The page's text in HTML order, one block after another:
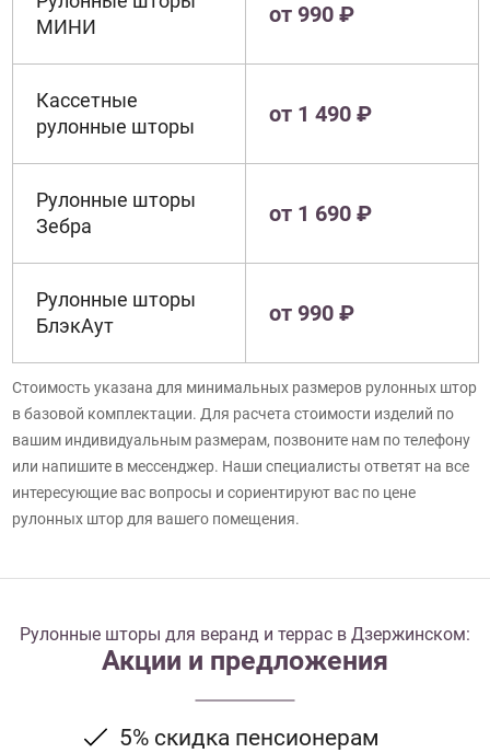
МИНИ
от 990 ₽
Кассетные
рулонные шторы
от 1 490 ₽
Рулонные шторы
Зебра
от 1 690 ₽
Рулонные шторы
БлэкАут
от 990 ₽
Стоимость указана для минимальных размеров рулонных штор
в базовой комплектации. Для расчета стоимости изделий по
вашим индивидуальным размерам, позвоните нам по телефону
или напишите в мессенджер. Наши специалисты ответят на все
интересующие вас вопросы и сориентируют вас по цене
рулонных штор для вашего помещения.
Рулонные шторы для веранд и террас в Дзержинском:
Акции и предложения
5% скидка пенсионерам